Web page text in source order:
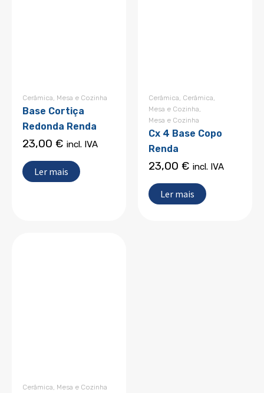
Cerâmica, Mesa e Cozinha
Base Cortiça
Redonda Renda
23,00 € incl. IVA
Ler mais
Cerâmica, Cerâmica,
Mesa e Cozinha,
Mesa e Cozinha
Cx 4 Base Copo
Renda
23,00 € incl. IVA
Ler mais
Cerâmica, Mesa e Cozinha